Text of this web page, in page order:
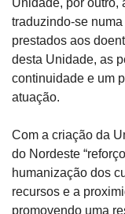
traduzindo-se
prestados aos
desta Unidade, as
continuidade e um
atuação.
Com a criação da
do Nordeste
humanização dos
recursos e a
promovendo uma